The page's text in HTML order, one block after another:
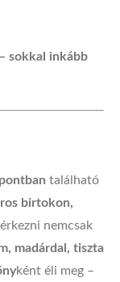
sokkal inkább
található
birtokon,
nemcsak
madárdal, tiszta
ként éli meg –